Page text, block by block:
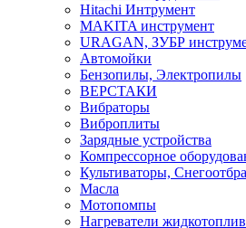
Hitachi Интрумент
MAKITA инструмент
URAGAN, ЗУБР
Автомойки
Бензопилы, Электропилы
ВЕРСТАКИ
Вибраторы
Виброплиты
Зарядные устройства
Компрессорное
Культиваторы,
Масла
Мотопомпы
Нагреватели